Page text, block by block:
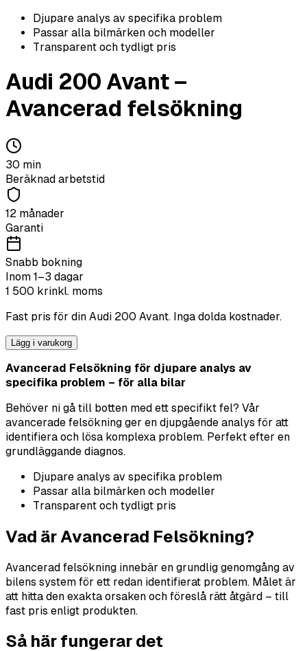
Djupare analys av specifika problem
Passar alla bilmärken och modeller
Transparent och tydligt pris
Audi 200 Avant –
Avancerad felsökning
30 min
Beräknad arbetstid
12 månader
Garanti
Snabb bokning
Inom 1–3 dagar
1 500 krinkl. moms
Fast pris för din Audi 200 Avant. Inga dolda kostnader.
Lägg i varukorg
Avancerad Felsökning för djupare analys av
specifika problem – för alla bilar
Behöver ni gå till botten med ett specifikt fel? Vår
avancerade felsökning ger en djupgående analys för att
identifiera och lösa komplexa problem. Perfekt efter en
grundläggande diagnos.
Djupare analys av specifika problem
Passar alla bilmärken och modeller
Transparent och tydligt pris
Vad är Avancerad Felsökning?
Avancerad felsökning innebär en grundlig genomgång av
bilens system för ett redan identifierat problem. Målet är
att hitta den exakta orsaken och föreslå rätt åtgärd – till
fast pris enligt produkten.
Så här fungerar det